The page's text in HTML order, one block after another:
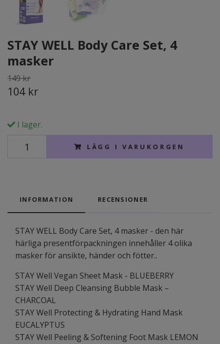
STAY WELL Body Care Set, 4
masker
149 kr
104 kr
I lager.
LÄGG I VARUKORGEN
INFORMATION RECENSIONER
STAY WELL Body Care Set, 4 masker - den här
härliga presentförpackningen innehåller 4 olika
masker för ansikte, händer och fötter..
STAY Well Vegan Sheet Mask - BLUEBERRY
STAY Well Deep Cleansing Bubble Mask –
CHARCOAL
STAY Well Protecting & Hydrating Hand Mask
EUCALYPTUS
STAY Well Peeling & Softening Foot Mask LEMON